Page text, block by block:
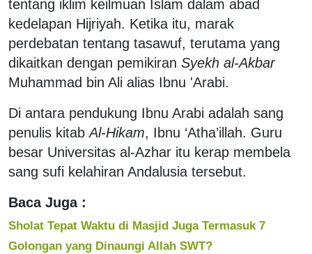
tentang iklim keilmuan Islam dalam abad
kedelapan Hijriyah. Ketika itu, marak
perdebatan tentang tasawuf, terutama yang
dikaitkan dengan pemikiran Syekh al-Akbar
Muhammad bin Ali alias Ibnu 'Arabi.
Di antara pendukung Ibnu Arabi adalah sang
penulis kitabAl-Hikam, Ibnu ‘Atha’illah. Guru
besar Universitas al-Azhar itu kerap membela
sang sufi kelahiran Andalusia tersebut.
Baca Juga :
Sholat Tepat Waktu di Masjid Juga Termasuk 7
Golongan yang Dinaungi Allah SWT?